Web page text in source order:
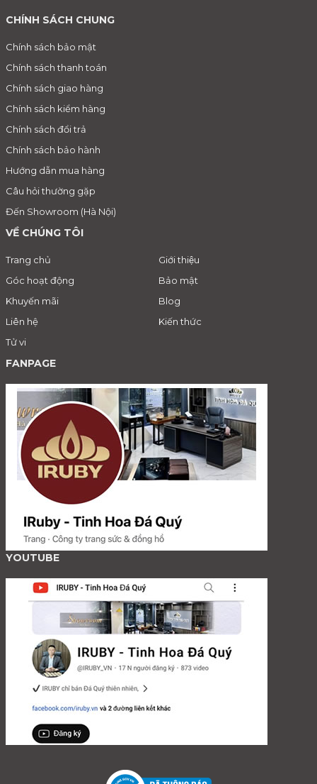
CHÍNH SÁCH CHUNG
Chính sách bảo mật
Chính sách thanh toán
Chính sách giao hàng
Chính sách kiểm hàng
Chính sách đổi trả
Chính sách bảo hành
Hướng dẫn mua hàng
Câu hỏi thường gặp
Đến Showroom (Hà Nội)
VỀ CHÚNG TÔI
Trang chủ
Giới thiệu
Góc hoạt động
Bảo mật
Khuyến mãi
Blog
Liên hệ
Kiến thức
Tử vi
FANPAGE
YOUTUBE